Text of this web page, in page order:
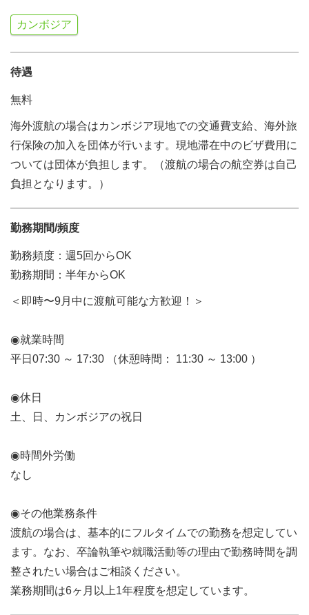
カンボジア
待遇
無料
海外渡航の場合はカンボジア現地での交通費支給、海外旅
行保険の加入を団体が行います。現地滞在中のビザ費用に
ついては団体が負担します。（渡航の場合の航空券は自己
負担となります。）
勤務期間/頻度
勤務頻度：週5回からOK
勤務期間：半年からOK
＜即時〜9月中に渡航可能な方歓迎！＞
◉就業時間
平日07:30 ～ 17:30 （休憩時間： 11:30 ～ 13:00 ）
◉休日
土、日、カンボジアの祝日
◉時間外労働
なし
◉その他業務条件
渡航の場合は、基本的にフルタイムでの勤務を想定してい
ます。なお、卒論執筆や就職活動等の理由で勤務時間を調
整されたい場合はご相談ください。
業務期間は6ヶ月以上1年程度を想定しています。